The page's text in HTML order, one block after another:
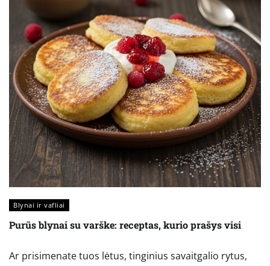
Blynai ir vafliai
Purūs blynai su varške: receptas, kurio prašys visi
Ar prisimenate tuos lėtus, tinginius savaitgalio rytus,